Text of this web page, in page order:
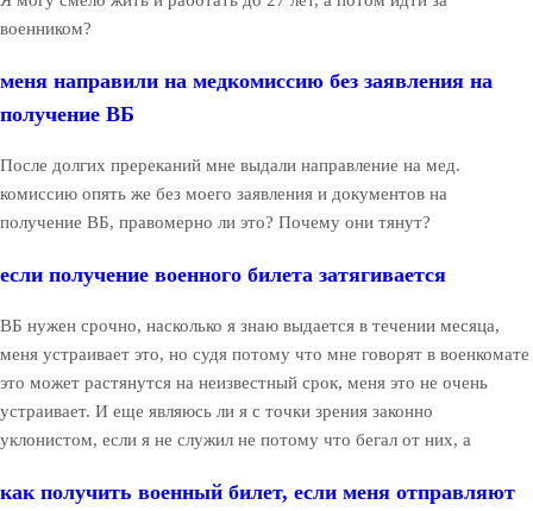
военником?
меня направили на медкомиссию без заявления на
получение ВБ
После долгих пререканий мне выдали направление на мед.
комиссию опять же без моего заявления и документов на
получение ВБ, правомерно ли это? Почему они тянут?
если получение военного билета затягивается
ВБ нужен срочно, насколько я знаю выдается в течении месяца,
меня устраивает это, но судя потому что мне говорят в военкомате
это может растянутся на неизвестный срок, меня это не очень
устраивает. И еще являюсь ли я с точки зрения законно
уклонистом, если я не служил не потому что бегал от них, а
как получить военный билет, если меня отправляют